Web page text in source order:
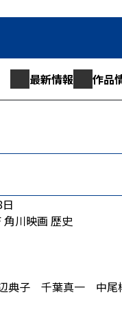
最新情報 作品
角川映画 歴史
典子 千葉真一 中